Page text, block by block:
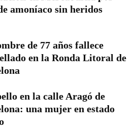
amoníaco sin heridos
de 77 años fallece
en la Ronda Litoral de
en la calle Aragó de
una mujer en estado